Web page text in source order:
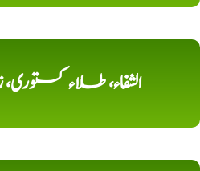
الشفاء، طلاء